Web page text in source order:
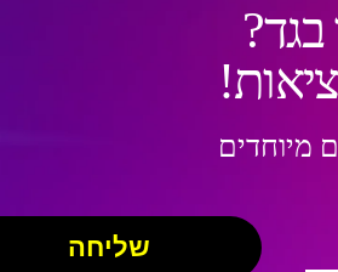
מיוחדים
שליחה